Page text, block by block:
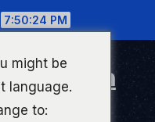
7:50:24 PM
Kreuznach
might be
language.
to: